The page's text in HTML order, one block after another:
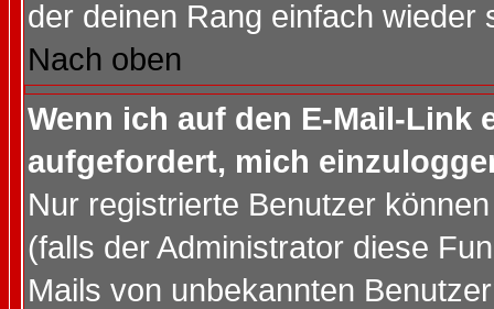
der deinen Rang einfach wieder
Nach oben
Wenn ich auf den E-Mail-Link
aufgefordert, mich
Nur registrierte Benutzer
(falls der Administrator diese
Mails von unbekannten